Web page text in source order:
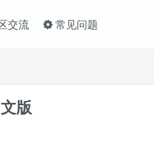
交流 常见问题
版